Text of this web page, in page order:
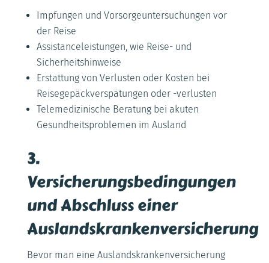
Impfungen und Vorsorgeuntersuchungen vor
der Reise
Assistanceleistungen, wie Reise- und
Sicherheitshinweise
Erstattung von Verlusten oder Kosten bei
Reisegepäckverspätungen oder -verlusten
Telemedizinische Beratung bei akuten
Gesundheitsproblemen im Ausland
3.
Versicherungsbedingungen
und Abschluss einer
Auslandskrankenversicherung
Bevor man eine Auslandskrankenversicherung